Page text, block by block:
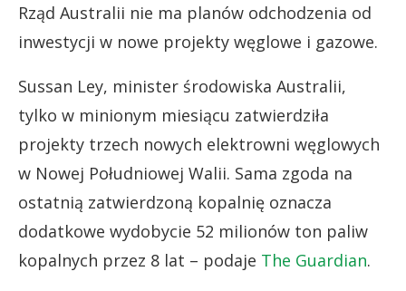
Rząd Australii nie ma planów odchodzenia od
inwestycji w nowe projekty węglowe i gazowe.
Sussan Ley, minister środowiska Australii,
tylko w minionym miesiącu zatwierdziła
projekty trzech nowych elektrowni węglowych
w Nowej Południowej Walii. Sama zgoda na
ostatnią zatwierdzoną kopalnię oznacza
dodatkowe wydobycie 52 milionów ton paliw
kopalnych przez 8 lat – podaje The Guardian.